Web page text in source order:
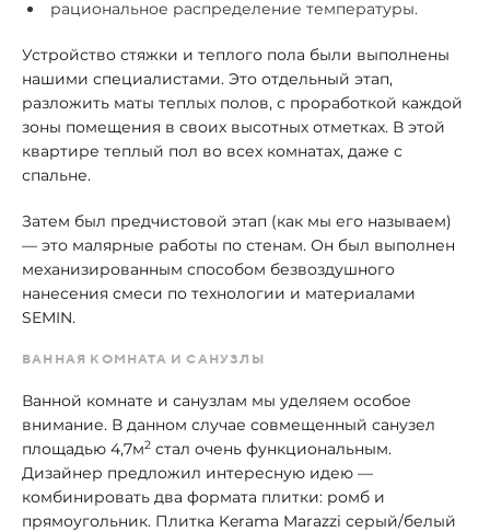
рациональное распределение температуры.
Устройство стяжки и теплого пола были выполнены
нашими специалистами. Это отдельный этап,
разложить маты теплых полов, с проработкой каждой
зоны помещения в своих высотных отметках. В этой
квартире теплый пол во всех комнатах, даже с
спальне.
Затем был предчистовой этап (как мы его называем)
— это малярные работы по стенам. Он был выполнен
механизированным способом безвоздушного
нанесения смеси по технологии и материалами
SEMIN.
ВАННАЯ КОМНАТА И САНУЗЛЫ
Ванной комнате и санузлам мы уделяем особое
внимание. В данном случае совмещенный санузел
площадью 4,7м2 стал очень функциональным.
Дизайнер предложил интересную идею —
комбинировать два формата плитки: ромб и
прямоугольник. Плитка Kerama Marazzi серый/белый